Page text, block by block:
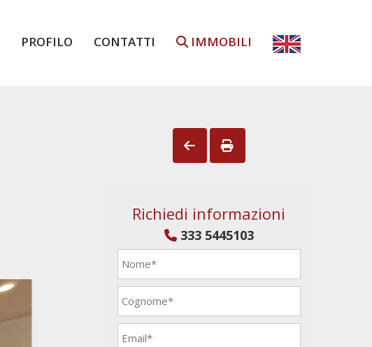
PROFILO CONTATTI IMMOBILI
Richiedi informazioni
333 5445103